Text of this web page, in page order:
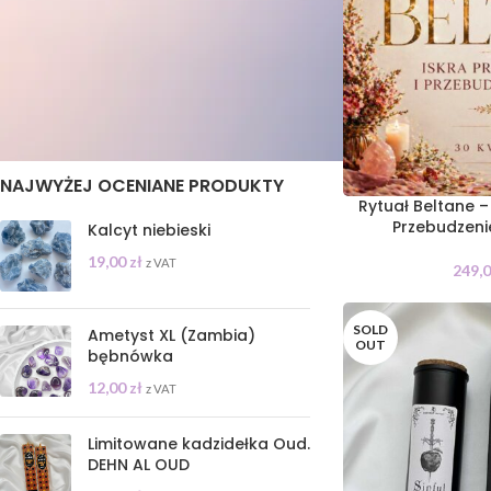
NAJWYŻEJ OCENIANE PRODUKTY
Kalcyt niebieski
19,00zł z VAT
Ametyst XL (Zambia)
bębnówka
12,00zł z VAT
Limitowane kadzidełka Oud.
DEHN AL OUD
Rytuał Beltane
SOLD
OUT